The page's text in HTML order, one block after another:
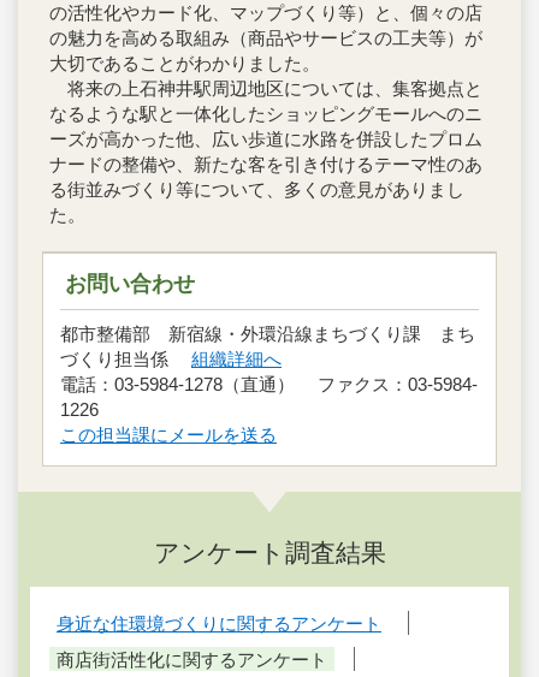
の活性化やカード化、マップづくり等）と、個々の店
の魅力を高める取組み（商品やサービスの工夫等）が
大切であることがわかりました。
将来の上石神井駅周辺地区については、集客拠点と
なるような駅と一体化したショッピングモールへのニ
ーズが高かった他、広い歩道に水路を併設したプロム
ナードの整備や、新たな客を引き付けるテーマ性のあ
る街並みづくり等について、多くの意見がありまし
た。
お問い合わせ
都市整備部 新宿線・外環沿線まちづくり課 まち
づくり担当係 組織詳細へ
電話：03-5984-1278（直通） ファクス：03-5984-
1226
この担当課にメールを送る
アンケート調査結果
身近な住環境づくりに関するアンケート
商店街活性化に関するアンケート